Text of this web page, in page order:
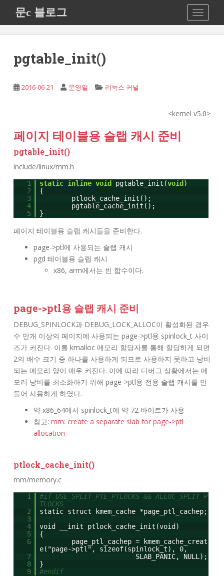
i
문c 블로그
pgtable_init()
2016-06-21 문영일 리눅스 커널
<kernel v5.0>
페이지 테이블용 슬랩 캐시 준비
pgtable_init()
include/linux/mm.h
1 static inline void pgtable_init(void )
2
{
3
ptlock_cache_init();
4
pgtable_cache_init();
5
}
페이지 테이블용 슬랩 캐시들을 준비한다.
page->ptl에 사용되는 슬랩 캐시
pgd 테이블용 슬랩 캐시
x86, arm에서는 빈 함수이다.
page->ptl용 슬랩 캐시 준비
DEBUG_SPINLOCK과 DEBUG_LOCK_ALLOC이 활성화된 경우
수 만개 이상의 페이지에 사용되는 page->ptl용 spinlock_t 사이
즈가 커진다. 이를 kmalloc 메모리 할당자를 통해 할당하게 되면
2의 배수 크기 중 하나를 사용하게 되므로 사용하지 못하고 낭비
되는 메모리 양이 매우 커진다. 이에 따라 디버그 상황에서는 메
모리 낭비를 최소화하기 위해 page->ptl용 전용 슬랩 캐시를 만
들어 사용하게 하였다.
약 x86_64에서 spinlock_t에 약 72 바이트가 사용
참고: mm: create a separate slab for page->ptl
allocation
ptlock_cache_init()
mm/memory.c
1
#if USE_SPLIT_PTE_PTLOCKS && ALLOC_SPLIT_P
TLOCKS
2
static struct kmem_cache *page_ptl_cachep;
3
4
void __init ptlock_cache_init(void)
5
{
6
page_ptl_cachep = kmem_cache_creat
e("page->ptl", sizeof(spinlock_t), 0,
7
SLAB_PANIC, NULL);
8
}
9
#endif